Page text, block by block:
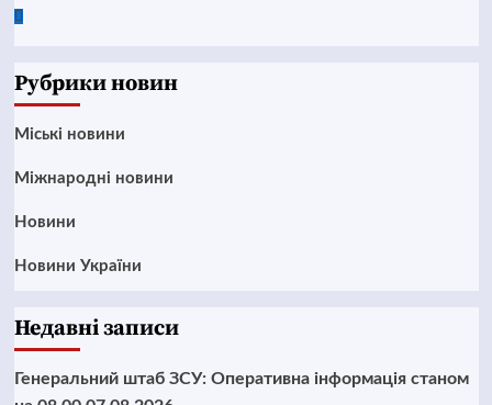
Google
Рубрики новин
Mіські новини
Міжнародні новини
Новини
Новини України
Недавні записи
Генеральний штаб ЗСУ: Оперативна інформація станом